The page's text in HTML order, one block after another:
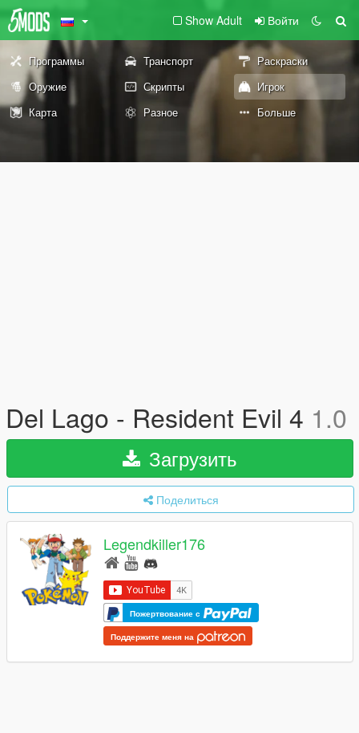
Show Adult Войти
Программы Транспорт
Раскраски
Оружие
Скрипты
Игрок
Карта
Разное Больше
Del Lago - Resident Evil 4 1.0
Загрузить
Поделиться
Legendkiller176
Пожертвование с
Поддержите меня на